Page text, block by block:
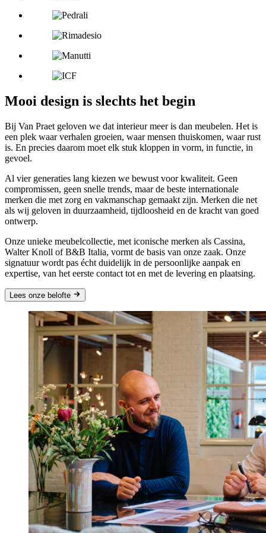
Mooi design is slechts het begin
Bij Van Praet geloven we dat interieur meer is dan meubelen. Het is
een plek waar verhalen groeien, waar mensen thuiskomen, waar rust
is. En precies daarom moet elk stuk kloppen in vorm, in functie, in
gevoel.
Al vier generaties lang kiezen we bewust voor kwaliteit. Geen
compromissen, geen snelle trends, maar de beste internationale
merken die met zorg en vakmanschap gemaakt zijn. Merken die net
als wij geloven in duurzaamheid, tijdloosheid en de kracht van goed
ontwerp.
Onze unieke meubelcollectie, met iconische merken als Cassina,
Walter Knoll of B&B Italia, vormt de basis van onze zaak. Onze
signatuur wordt pas écht duidelijk in de persoonlijke aanpak en
expertise, van het eerste contact tot en met de levering en plaatsing.
Lees onze belofte